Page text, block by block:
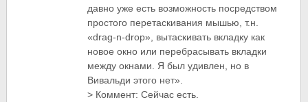
давно уже есть возможность посредством
простого перетаскивания мышью, т.н.
«drag-n-drop», вытаскивать вкладку как
новое окно или перебрасывать вкладки
между окнами. Я был удивлен, но в
Вивальди этого нет».
> Коммент: Сейчас есть.